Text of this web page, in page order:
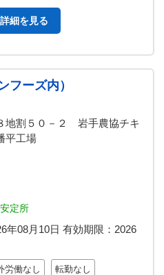
細を見る
フーズ内）
地割５０－２ 岩手農協チキ
工場
定所
年08月10日 有効期限： 2026
労働なし 転勤なし